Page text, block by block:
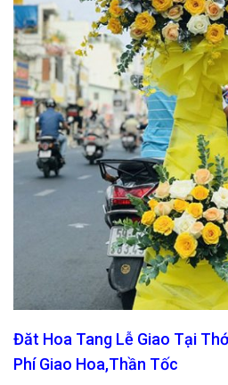
Đăt Hoa Tang Lễ Giao Tại
Phí Giao Hoa,Thần Tốc